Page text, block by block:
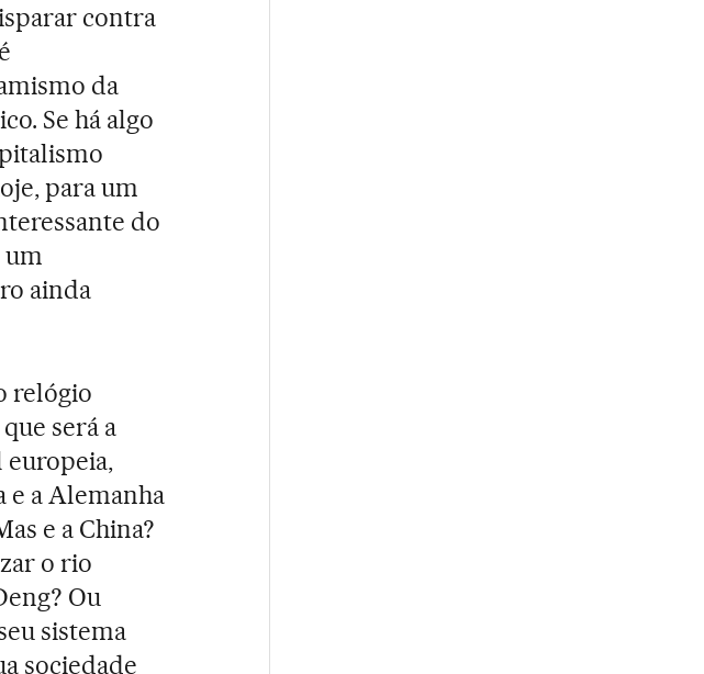
contra
da
Se há algo
para um
do
um
ainda
relógio
será a
europeia,
e a Alemanha
e a China?
o rio
Ou
sistema
sociedade